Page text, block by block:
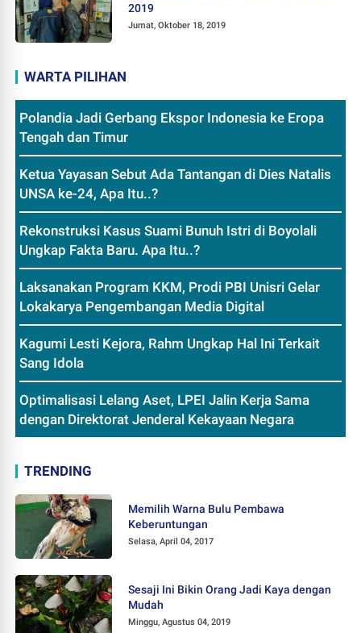
2019
Jumat, Oktober 18, 2019
WARTA PILIHAN
Polandia Jadi Gerbang Ekspor Indonesia ke Eropa
Tengah dan Timur
Ketua Yayasan Sebut Ada Tantangan di Dies Natalis
UNSA ke-24, Apa Itu..?
Rekonstruksi Kasus Suami Bunuh Istri di Boyolali
Ungkap Fakta Baru. Apa Itu..?
Laksanakan Program KKM, Prodi PBI Unisri Gelar
Lokakarya Pengembangan Media Digital
Kagumi Lesti Kejora, Rahm Ungkap Hal Ini Terkait
Sang Idola
Optimalisasi Lelang Aset, LPEI Jalin Kerja Sama
dengan Direktorat Jenderal Kekayaan Negara
TRENDING
Memilih Warna Bulu Pembawa
Keberuntungan
Selasa, April 04, 2017
Sesaji Ini Bikin Orang Jadi Kaya dengan
Mudah
Minggu, Agustus 04, 2019